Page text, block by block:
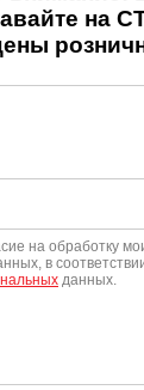
на
на обработку
в
данных.